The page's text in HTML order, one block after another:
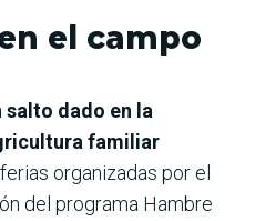
el campo
salto dado en la
familiar
organizadas por el
del programa Hambre